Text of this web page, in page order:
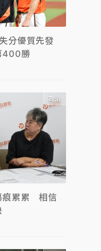
分優質先發
400勝
政治
痕累累 相信